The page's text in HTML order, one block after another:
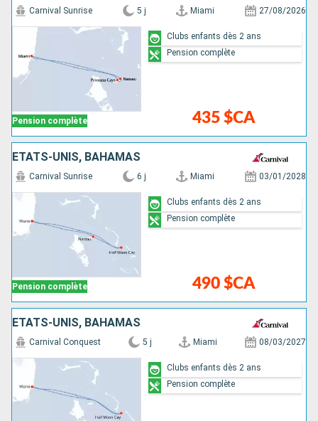
Pension complète
Carnival Sunrise 5 j Miami 27/08/2026
435 $CA
Clubs enfants dès 2 ans
Pension complète
ÉTATS-UNIS, BAHAMAS
Pension complète
Carnival Sunrise 6 j Miami 03/01/2028
490 $CA
Clubs enfants dès 2 ans
Pension complète
ÉTATS-UNIS, BAHAMAS
Carnival Conquest 5 j Miami 08/03/2027
Clubs enfants dès 2 ans
Pension complète